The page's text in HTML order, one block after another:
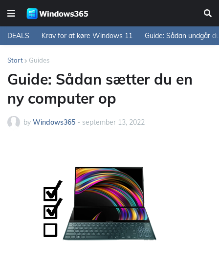
DEALS Krav for at køre Windows 11 Guide: Sådan undgår
Start Guides
Guide: Sådan sætter du en
ny computer op
by Windows365 - september 13, 2022